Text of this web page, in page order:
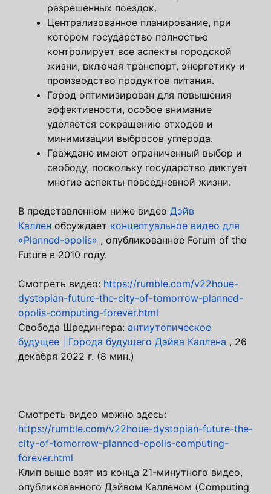
разрешенных поездок.
Централизованное планирование, при
котором государство полностью
контролирует все аспекты городской
жизни, включая транспорт, энергетику и
производство продуктов питания.
Город оптимизирован для повышения
эффективности, особое внимание
уделяется сокращению отходов и
минимизации выбросов углерода.
Граждане имеют ограниченный выбор и
свободу, поскольку государство диктует
многие аспекты повседневной жизни.
В представленном ниже видео Дэйв
Каллен обсуждает концептуальное видео для
«Planned-opolis» , опубликованное Forum of the
Future в 2010 году.
Смотреть видео: https://rumble.com/v22houe-
dystopian-future-the-city-of-tomorrow-planned-
opolis-computing-forever.html
Свобода Шредингера: антиутопическое
будущее | Города будущего Дэйва Каллена , 26
декабря 2022 г. (8 мин.)
Смотреть видео можно здесь:
https://rumble.com/v22houe-dystopian-future-the-
city-of-tomorrow-planned-opolis-computing-
forever.html
Клип выше взят из конца 21-минутного видео,
опубликованного Дэйвом Калленом (Computing